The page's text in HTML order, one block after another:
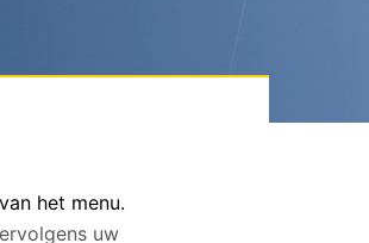
het menu.
uw